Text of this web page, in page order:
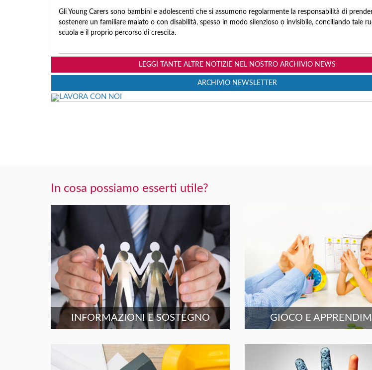
Gli Young Carers sono bambini e adolescenti che si assumono regolarmente la responsabilità di
sostenere un familiare malato o con disabilità, spesso in modo silenzioso o invisibile, conciliando tale
scuola e il proprio percorso di crescita.
LEGGI TANTE ALTRE NOTIZIE NEL NOSTRO ARCHIVIO NEWS
ARCHIVIO NEWSLETTER
In cosa possiamo esserti utile?
INFORMAZIONI E SOSTEGNO GIOCO E